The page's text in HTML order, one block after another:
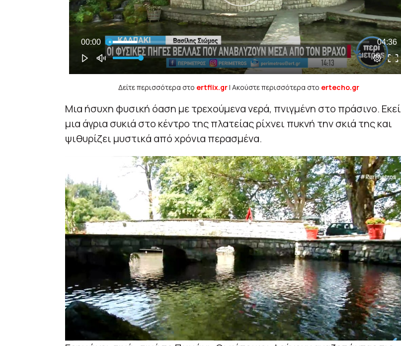
Δείτε περισσότερα στο ertflix.gr| Ακούστε περισσότερα στο ertecho.gr
Μια ήσυχη φυσική όαση με τρεχούμενα νερά, πνιγμένη στο πράσινο. Εκεί
μια άγρια συκιά στο κέντρο της πλατείας ρίχνει πυκνή την σκιά της και
ψιθυρίζει μυστικά από χρόνια περασμένα.